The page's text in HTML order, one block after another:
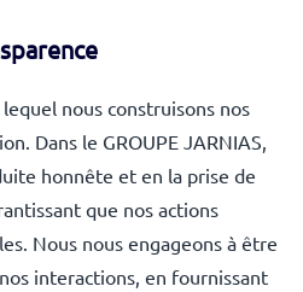
nous construisons nos
Dans le GROUPE JARNIAS,
honnête et en la prise de
que nos actions
Nous nous engageons à être
interactions, en fournissant